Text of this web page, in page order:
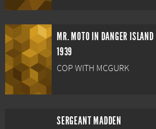
MR. MOTO IN DANGER ISLAND
1939
COP WITH MCGURK
SERGEANT MADDEN